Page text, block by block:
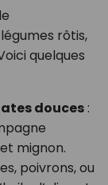
rôtis,
quelques
douces:
mignon.
poivrons, ou